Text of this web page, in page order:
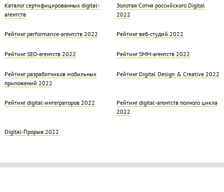
Каталог сертифицированных digital-
агентств
Золотая Cотня российского Digital
2022
Рейтинг performance-агентств 2022 Рейтинг веб-студий 2022
Рейтинг SEO-агентств 2022 Рейтинг SMM-агентств 2022
Рейтинг разработчиков мобильных
приложений 2022
Рейтинг Digital Design & Creative 2022
Рейтинг digital-интеграторов 2022
Рейтинг digital-агентств полного цикла
2022
Digital-Прорыв 2022